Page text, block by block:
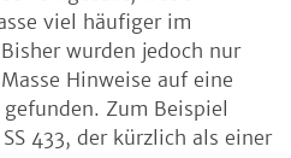
viel häufiger im
wurden jedoch nur
Hinweise auf eine
Zum Beispiel
433, der kürzlich als einer